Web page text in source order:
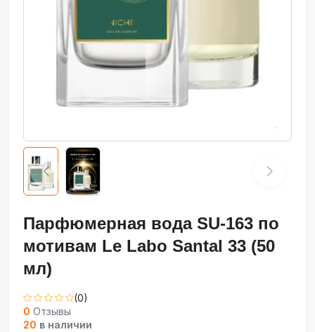
Парфюмерная вода SU-163 по
мотивам Le Labo Santal 33 (50
мл)
(0)
0 Отзывы
20 в наличии